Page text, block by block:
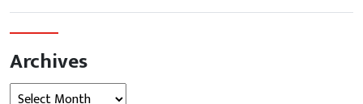
Archives
Archives